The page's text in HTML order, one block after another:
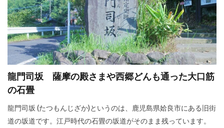
龍門司坂 薩摩の殿さまや西郷どんも通った大口筋
の石畳
龍門司坂 (たつもんじざか)というのは、鹿児島県姶良市にある旧街
道の坂道です。江戸時代の石畳の坂道がそのまま残っています。